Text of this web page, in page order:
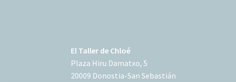
El Taller de Chloé
Plaza Hiru Damatxo, 5
20009 Donostia-San Sebastián